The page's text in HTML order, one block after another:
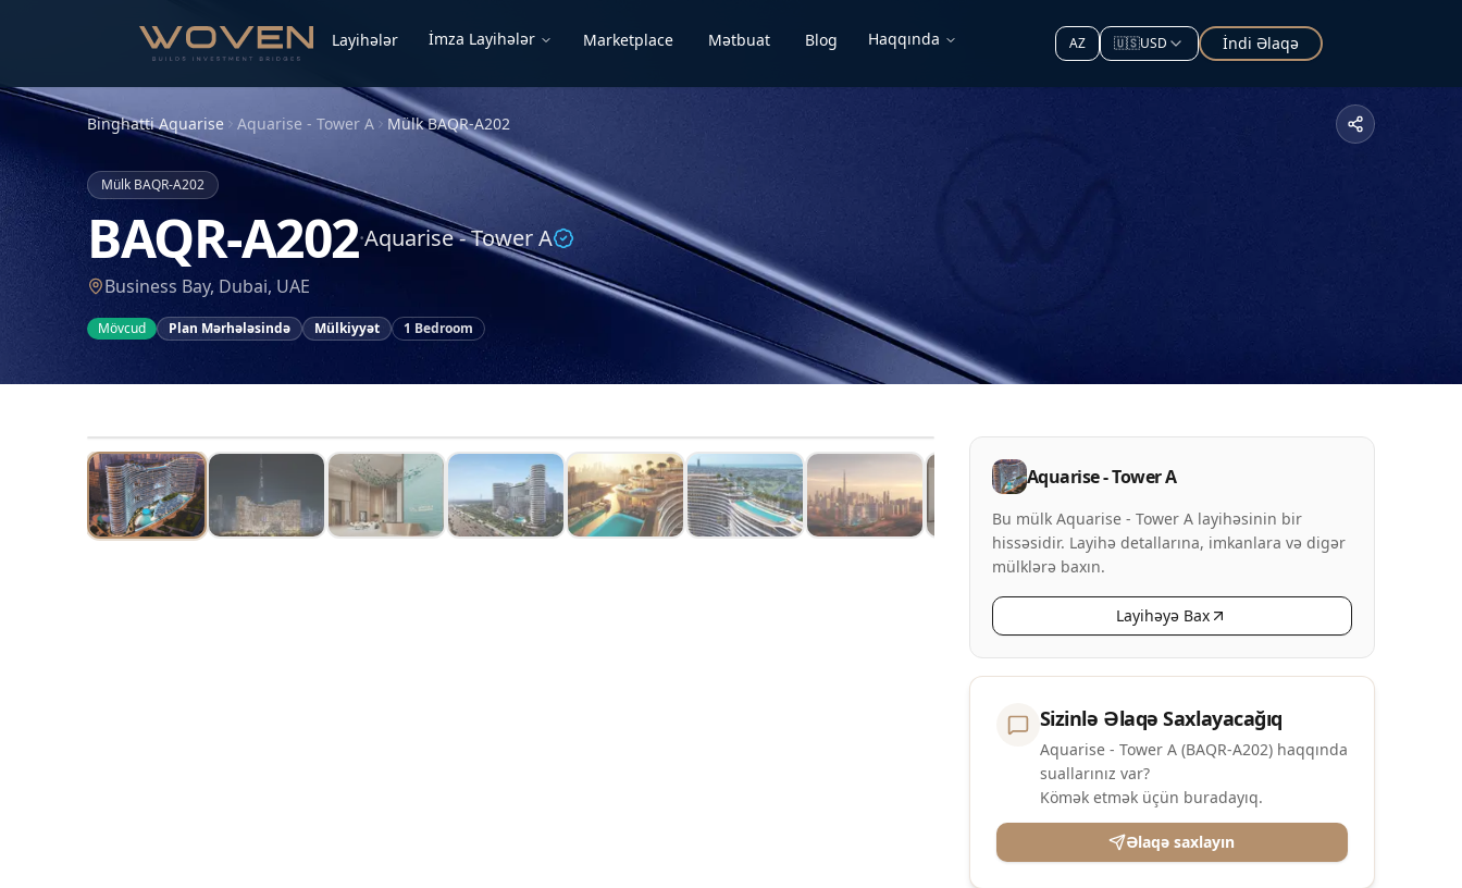
Layihələr İmza Layihələr Marketplace Mətbuat Blog Haqqında AZ 🇺🇸USD İndi Əlaqə
Binghatti Aquarise Aquarise - Tower A Mülk BAQR-A202
Mülk BAQR-A202
BAQR-A202·Aquarise - Tower A
Business Bay, Dubai, UAE
Mövcud Plan Mərhələsində Mülkiyyət 1 Bedroom
Aquarise - Tower A
Bu mülk Aquarise - Tower A layihəsinin bir
hissəsidir. Layihə detallarına, imkanlara və digər
mülklərə baxın.
Layihəyə Bax
Sizinlə Əlaqə Saxlayacağıq
Aquarise - Tower A (BAQR-A202) haqqında
suallarınız var?
Kömək etmək üçün buradayıq.
Əlaqə saxlayın